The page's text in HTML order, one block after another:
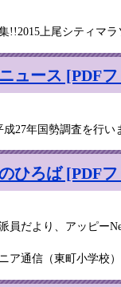
!!2015上尾シティマラ
ュース [PDF
成27年国勢調査を行
ひろば [PDF
員だより、アッピー
ア通信（東町小学校